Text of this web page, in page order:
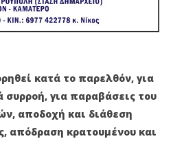
κατά το παρελθόν, για
για παραβάσεις του
αποδοχή και διάθεση
απόδραση κρατουμένου και